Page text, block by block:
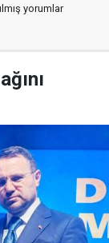
yorumlar